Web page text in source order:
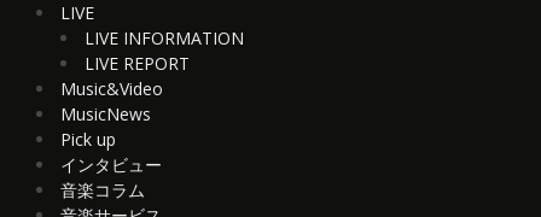
LIVE
LIVE INFORMATION
LIVE REPORT
Music&Video
MusicNews
Pick up
インタビュー
音楽コラム